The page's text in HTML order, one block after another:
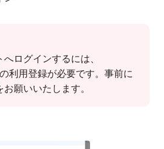
ログインするには、
利用登録が必要です。事前に
願いいたします。